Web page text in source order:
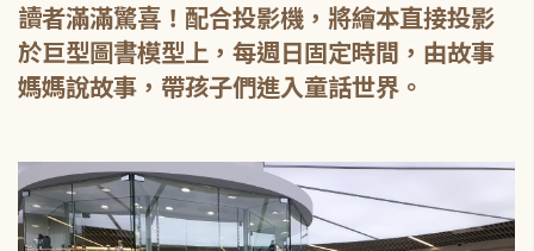
讀者滿滿驚喜！配合投影機，將繪本直接投影
於巨型圖書模型上，每週日固定時間，由故事
媽媽說故事，帶孩子們進入童話世界。